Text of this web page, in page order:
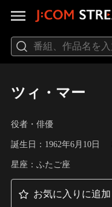
ツィ・マー
役者・俳優
誕生日：1962年6月10日
星座：ふたご座
お気に入りに追加